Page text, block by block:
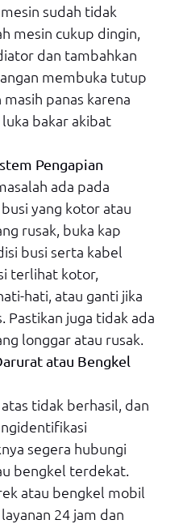
sudah tidak
mesin cukup dingin,
dan tambahkan
membuka tutup
panas karena
bakar akibat
Pengapian
ada pada
yang kotor atau
rusak, buka kap
busi serta kabel
terlihat kotor,
hati, atau ganti jika
Pastikan juga tidak ada
longgar atau rusak.
atau Bengkel
tidak berhasil, dan
segera hubungi
bengkel terdekat.
atau bengkel mobil
24 jam dan